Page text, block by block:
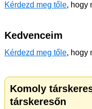
Kérdezd meg tőle, hogy
Kedvenceim
Kérdezd meg tőle, hogy
Komoly
társkeresőn